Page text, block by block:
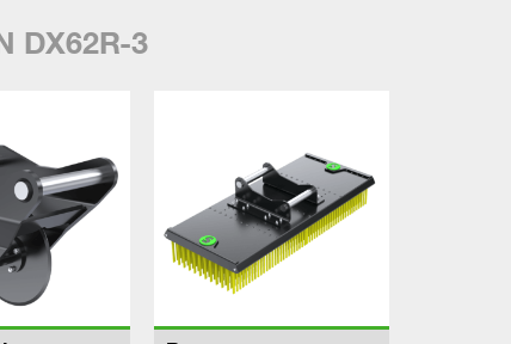
DX62R-3